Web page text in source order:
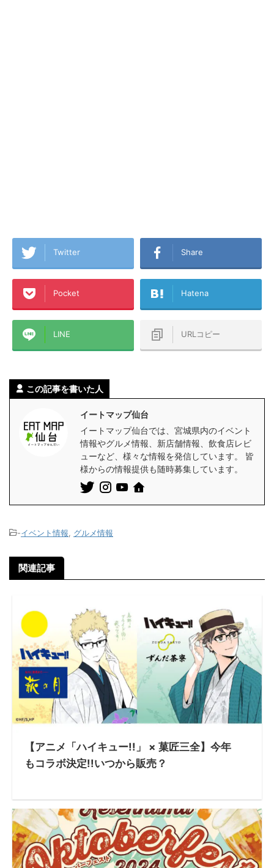
Twitter Share
Pocket Hatena
LINE URLコピー
この記事を書いた人
イートマップ仙台
イートマップ仙台では、宮城県内のイベント
情報やグルメ情報、新店舗情報、飲食店レビ
ューなど、様々な情報を発信しています。 皆
様からの情報提供も随時募集しています。
-イベント情報, グルメ情報
関連記事
【アニメ「ハイキュー!!」 × 菓匠三全】今年
もコラボ決定!!いつから販売？